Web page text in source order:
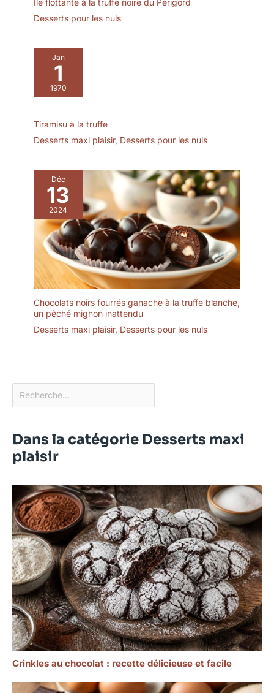
professionnels de
Desserts pour les nuls
Jan
1
1970
Tiramisu à la truffe
Desserts maxi plaisir, Desserts pour les nuls
Déc
13
2024
Chocolats noirs fourrés ganache à la truffe blanche,
un pêché mignon inattendu
Desserts maxi plaisir, Desserts pour les nuls
Dans la catégorie Desserts maxi
plaisir
Crinkles au chocolat : recette délicieuse et facile